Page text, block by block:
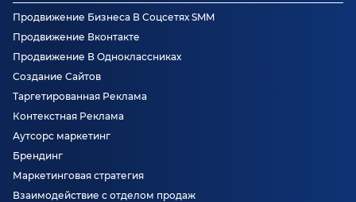
Продвижение Бизнеса В Соцсетях SMM
Продвижение Вконтакте
Продвижение В Одноклассниках
Создание Сайтов
Таргетированная Реклама
Контекстная Реклама
Аутсорс маркетинг
Брендинг
Маркетинговая стратегия
Взаимодействие с отделом продаж